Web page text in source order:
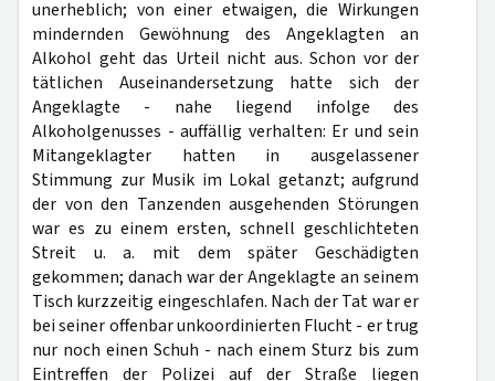
unerheblich; von einer etwaigen, die Wirkungen
mindernden Gewöhnung des Angeklagten an
Alkohol geht das Urteil nicht aus. Schon vor der
tätlichen Auseinandersetzung hatte sich der
Angeklagte - nahe liegend infolge des
Alkoholgenusses - auffällig verhalten: Er und sein
Mitangeklagter hatten in ausgelassener
Stimmung zur Musik im Lokal getanzt; aufgrund
der von den Tanzenden ausgehenden Störungen
war es zu einem ersten, schnell geschlichteten
Streit u. a. mit dem später Geschädigten
gekommen; danach war der Angeklagte an seinem
Tisch kurzzeitig eingeschlafen. Nach der Tat war er
bei seiner offenbar unkoordinierten Flucht - er trug
nur noch einen Schuh - nach einem Sturz bis zum
Eintreffen der Polizei auf der Straße liegen